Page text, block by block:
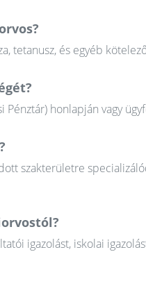
tetanusz, és egyéb
Pénztár) honlapján vagy
szakterületre
igazolást, iskolai